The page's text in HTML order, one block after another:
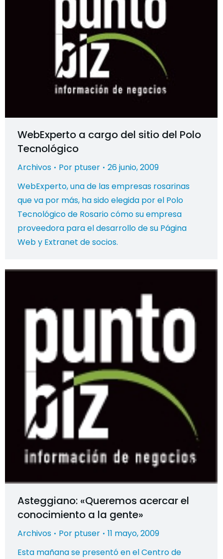
WebExperto a cargo del sitio del Polo
Tecnológico
Archivos Por ptuser
26 junio, 2009
WebExperto, una de las empresas rosarinas
que va por más, ha sido elegida por el Polo
Tecnológico de Rosario cómo su empresa
proveedora para el desarrollo de su Página
Web y Extranet de socios.
Asteggiano: «Queremos acercar el
conocimiento a la gente»
Archivos Por ptuser
11 mayo, 2009
Esta mañana se presentó en el Centro de